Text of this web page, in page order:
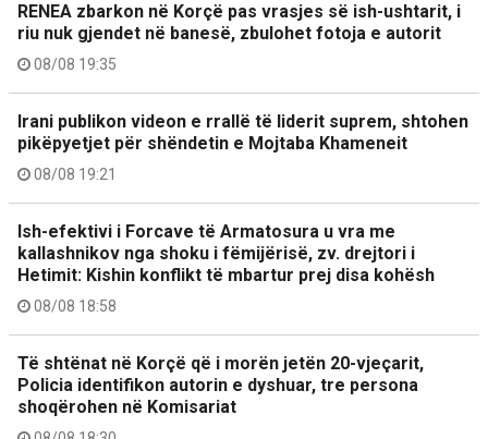
RENEA zbarkon në Korçë pas vrasjes së ish-ushtarit, i
riu nuk gjendet në banesë, zbulohet fotoja e autorit
08/08 19:35
Irani publikon videon e rrallë të liderit suprem, shtohen
pikëpyetjet për shëndetin e Mojtaba Khameneit
08/08 19:21
Ish-efektivi i Forcave të Armatosura u vra me
kallashnikov nga shoku i fëmijërisë, zv. drejtori i
Hetimit: Kishin konflikt të mbartur prej disa kohësh
08/08 18:58
Të shtënat në Korçë që i morën jetën 20-vjeçarit,
Policia identifikon autorin e dyshuar, tre persona
shoqërohen në Komisariat